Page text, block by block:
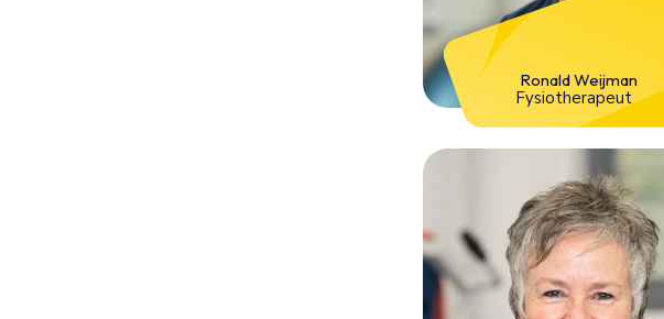
Ronald Weijman
Fysiotherapeut